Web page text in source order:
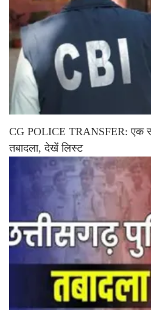
CG POLICE TRANSFER: एक
तबादला, देखें लिस्ट